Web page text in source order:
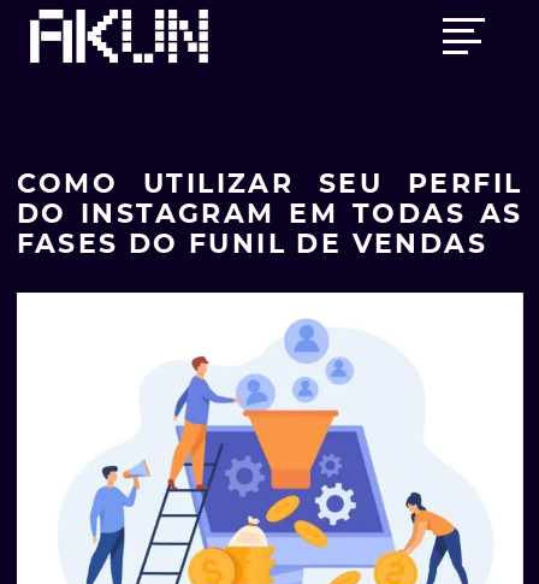
Main
Skip
COMO UTILIZAR SEU PERFIL
DO INSTAGRAM EM TODAS AS
FASES DO FUNIL DE VENDAS